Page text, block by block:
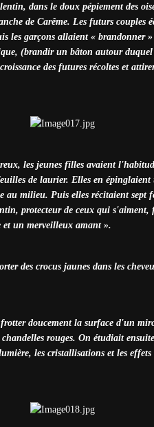
dans le doux pépiement des
de Carême. Les futurs couples
les garçons allaient « brandonner »
(brandir un bâton autour
des futures récoltes et
les jeunes filles avaient
de laurier. Elles en épinglaient
au milieu. Puis elles récitaient sept
protecteur de ceux qui s'aiment,
un merveilleux amant ».
des crocus jaunes dans les
doucement la surface d'un
rouges. On étudiait
les cristallisations et les